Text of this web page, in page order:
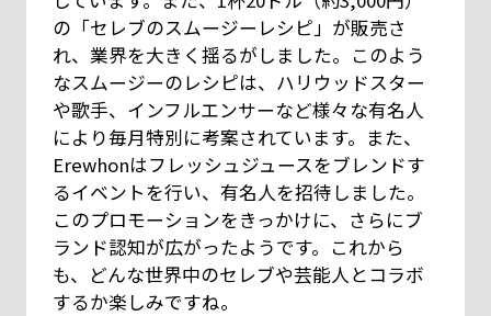
の「セレブのスムージーレシピ」が販売さ
れ、業界を大きく揺るがしました。このよう
なスムージーのレシピは、ハリウッドスター
や歌手、インフルエンサーなど様々な有名人
により毎月特別に考案されています。また、
Erewhonはフレッシュジュースをブレンドす
るイベントを行い、有名人を招待しました。
このプロモーションをきっかけに、さらにブ
ランド認知が広がったようです。これから
も、どんな世界中のセレブや芸能人とコラボ
するか楽しみですね。